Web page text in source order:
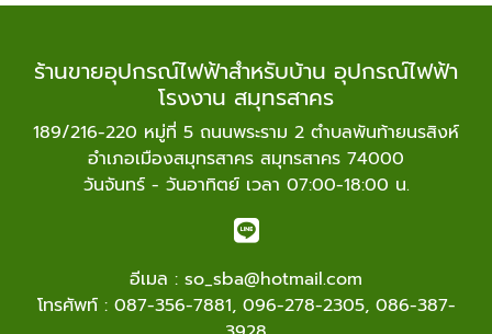
ร้านขายอุปกรณ์ไฟฟ้าสำหรับบ้าน อุปกรณ์ไฟฟ้า
โรงงาน สมุทรสาคร
189/216-220 หมู่ที่ 5 ถนนพระราม 2 ตำบลพันท้ายนรสิงห์
อำเภอเมืองสมุทรสาคร สมุทรสาคร 74000
วันจันทร์ - วันอาทิตย์ เวลา 07:00-18:00 น.
อีเมล : so_sba@hotmail.com
โทรศัพท์ : 087-356-7881, 096-278-2305, 086-387-